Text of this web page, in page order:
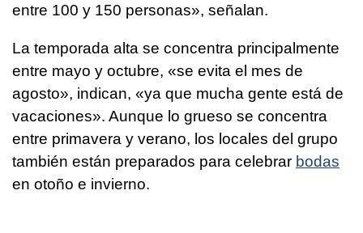
entre 100 y 150 personas», señalan.
La temporada alta se concentra principalmente
entre mayo y octubre, «se evita el mes de
agosto», indican, «ya que mucha gente está de
vacaciones». Aunque lo grueso se concentra
entre primavera y verano, los locales del grupo
también están preparados para celebrar bodas
en otoño e invierno.